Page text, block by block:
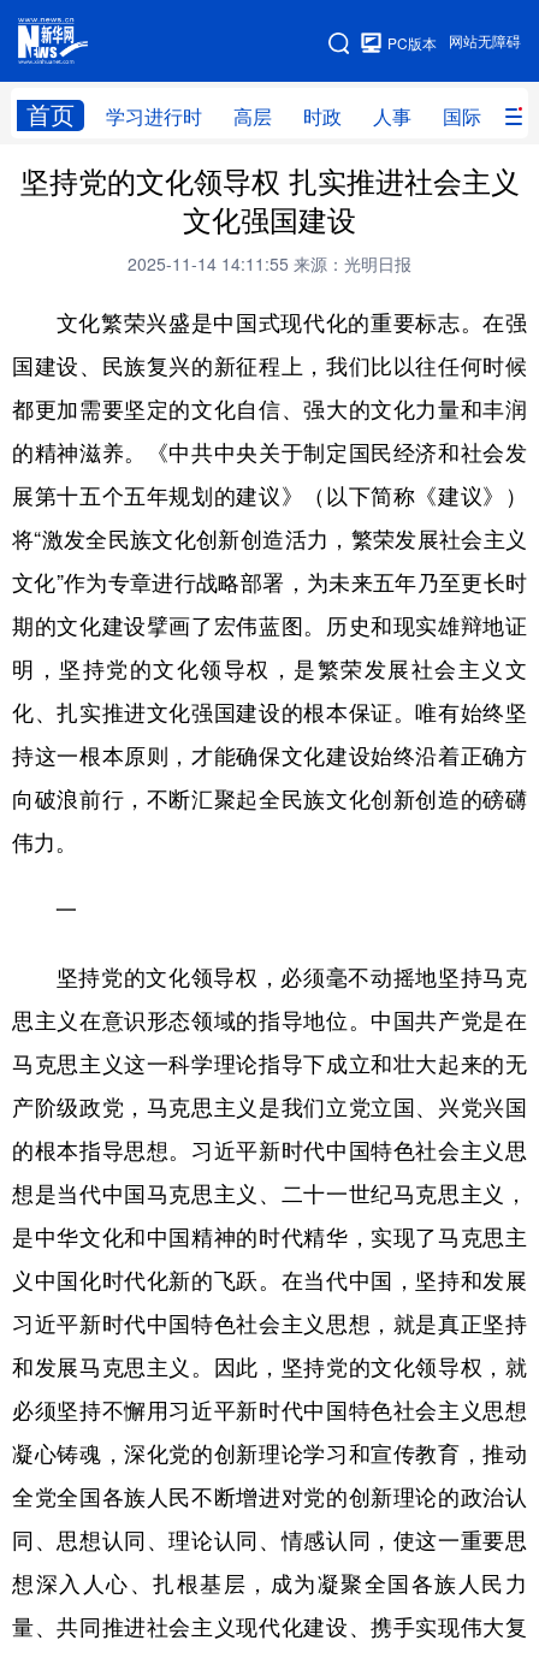
网站无障碍
PC版本
首页 学习进行时 高层 时政 人事 国际 财
网站地图
学习进行时 高层 时政 人事
财经 网评
科技 科创 量子 体育
书画 军事
法律 中央文件 金融 汽车
食品 人居 信息化 数字经济
学术中国 乡村振兴 银龄 溯源中国
城市 旅游 能源 会展
彩票 娱乐 时尚 悦读
文化产业
辽宁 吉林 上海 江苏
浙江 安徽 福建 江西
四川 贵州 西藏
陕西 甘肃 青海 宁夏
新疆 内蒙古 黑龙江
多语种频道
English Español Français عربى
Deutsch Português
坚持党的文化领导权 扎实推进社会主义
文化强国建设
2025-11-14 14:11:55 来源：光明日报
文化繁荣兴盛是中国式现代化的重要标志。在强
国建设、民族复兴的新征程上，我们比以往任何时候
都更加需要坚定的文化自信、强大的文化力量和丰润
的精神滋养。《中共中央关于制定国民经济和社会发
展第十五个五年规划的建议》（以下简称《建议》）
将“激发全民族文化创新创造活力，繁荣发展社会主义
文化”作为专章进行战略部署，为未来五年乃至更长时
期的文化建设擘画了宏伟蓝图。历史和现实雄辩地证
明，坚持党的文化领导权，是繁荣发展社会主义文
化、扎实推进文化强国建设的根本保证。唯有始终坚
持这一根本原则，才能确保文化建设始终沿着正确方
向破浪前行，不断汇聚起全民族文化创新创造的磅礴
伟力。
一
坚持党的文化领导权，必须毫不动摇地坚持马克
思主义在意识形态领域的指导地位。中国共产党是在
马克思主义这一科学理论指导下成立和壮大起来的无
产阶级政党，马克思主义是我们立党立国、兴党兴国
的根本指导思想。习近平新时代中国特色社会主义思
想是当代中国马克思主义、二十一世纪马克思主义，
是中华文化和中国精神的时代精华，实现了马克思主
义中国化时代化新的飞跃。在当代中国，坚持和发展
习近平新时代中国特色社会主义思想，就是真正坚持
和发展马克思主义。因此，坚持党的文化领导权，就
必须坚持不懈用习近平新时代中国特色社会主义思想
凝心铸魂，深化党的创新理论学习和宣传教育，推动
全党全国各族人民不断增进对党的创新理论的政治认
同、思想认同、理论认同、情感认同，使这一重要思
想深入人心、扎根基层，成为凝聚全国各族人民力
量、共同推进社会主义现代化建设、携手实现伟大复